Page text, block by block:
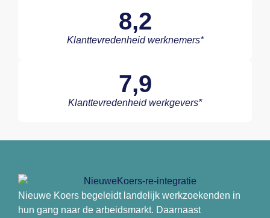
8,2
Klanttevredenheid werknemers*
7,9
Klanttevredenheid werkgevers*
Nieuwe Koers begeleidt landelijk werkzoekenden in
hun gang naar de arbeidsmarkt. Daarnaast